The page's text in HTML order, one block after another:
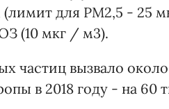
(лимит для PM2,5 - 25
(10 мкг / м3).
частиц вызвало
в 2018 году - на 60